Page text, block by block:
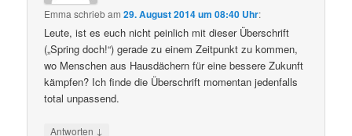
Emma schriebam29. August 2014 um 08:40 Uhr:
Leute, ist es euch nicht peinlich mit dieser Überschrift
(„Spring doch!“) gerade zu einem Zeitpunkt zu kommen,
wo Menschen aus Hausdächern für eine bessere Zukunft
kämpfen? Ich finde die Überschrift momentan jedenfalls
total unpassend.
Antworten ↓